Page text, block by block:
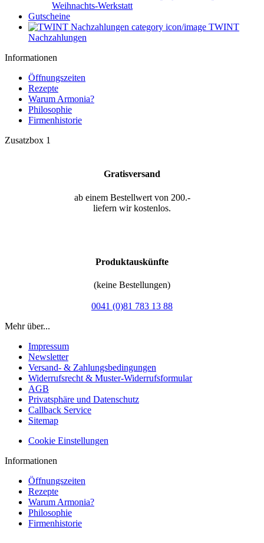
Weihnachts-Werkstatt
Gutscheine
TWINT
Nachzahlungen
Informationen
Öffnungszeiten
Rezepte
Warum Armonia?
Philosophie
Firmenhistorie
Zusatzbox 1
Gratisversand
ab einem Bestellwert von 200.-
liefern wir kostenlos.
Produktauskünfte
(keine Bestellungen)
0041 (0)81 783 13 88
Mehr über...
Impressum
Newsletter
Versand- & Zahlungsbedingungen
Widerrufsrecht & Muster-Widerrufsformular
AGB
Privatsphäre und Datenschutz
Callback Service
Sitemap
Cookie Einstellungen
Informationen
Öffnungszeiten
Rezepte
Warum Armonia?
Philosophie
Firmenhistorie